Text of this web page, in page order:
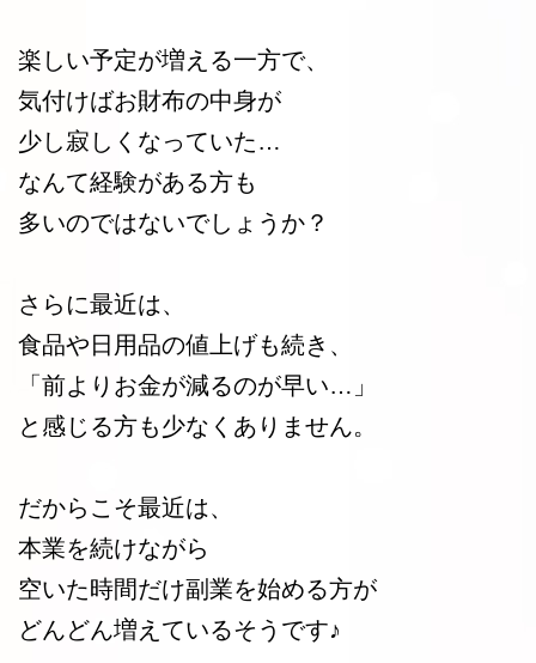
楽しい予定が増える一方で、
気付けばお財布の中身が
少し寂しくなっていた…
なんて経験がある方も
多いのではないでしょうか？
さらに最近は、
食品や日用品の値上げも続き、
「前よりお金が減るのが早い…」
と感じる方も少なくありません。
だからこそ最近は、
本業を続けながら
空いた時間だけ副業を始める方が
どんどん増えているそうです♪